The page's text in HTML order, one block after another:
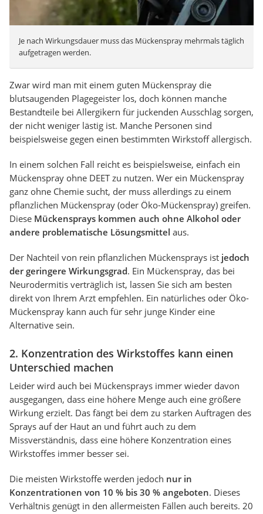
Je nach Wirkungsdauer muss das Mückenspray mehrmals täglich
aufgetragen werden.
Zwar wird man mit einem guten Mückenspray die
blutsaugenden Plagegeister los, doch können manche
Bestandteile bei Allergikern für juckenden Ausschlag sorgen,
der nicht weniger lästig ist. Manche Personen sind
beispielsweise gegen einen bestimmten Wirkstoff allergisch.
In einem solchen Fall reicht es beispielsweise, einfach ein
Mückenspray ohne DEET zu nutzen. Wer ein Mückenspray
ganz ohne Chemie sucht, der muss allerdings zu einem
pflanzlichen Mückenspray (oder Öko-Mückenspray) greifen.
Diese Mückensprays kommen auch ohne Alkohol oder
andere problematische Lösungsmittel aus.
Der Nachteil von rein pflanzlichen Mückensprays ist jedoch
der geringere Wirkungsgrad. Ein Mückenspray, das bei
Neurodermitis verträglich ist, lassen Sie sich am besten
direkt von Ihrem Arzt empfehlen. Ein natürliches oder Öko-
Mückenspray kann auch für sehr junge Kinder eine
Alternative sein.
2. Konzentration des Wirkstoffes kann einen
Unterschied machen
Leider wird auch bei Mückensprays immer wieder davon
ausgegangen, dass eine höhere Menge auch eine größere
Wirkung erzielt. Das fängt bei dem zu starken Auftragen des
Sprays auf der Haut an und führt auch zu dem
Missverständnis, dass eine höhere Konzentration eines
Wirkstoffes immer besser sei.
Die meisten Wirkstoffe werden jedoch nur in
Konzentrationen von 10 % bis 30 % angeboten. Dieses
Verhältnis genügt in den allermeisten Fällen auch bereits. 20